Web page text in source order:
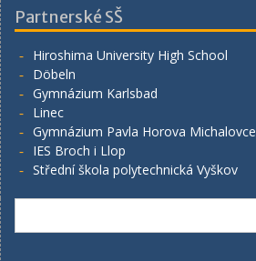
Partnerské SŠ
Hiroshima University High School
Döbeln
Gymnázium Karlsbad
Linec
Gymnázium Pavla Horova Michalovce
IES Broch i Llop
Střední škola polytechnická Vyškov